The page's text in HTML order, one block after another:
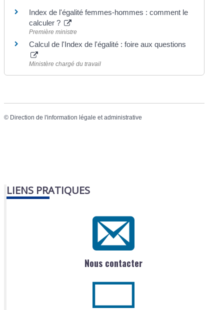
Index de l'égalité femmes-hommes : comment le
calculer ?
Première ministre
Calcul de l'Index de l'égalité : foire aux questions
Ministère chargé du travail
© Direction de l'information légale et administrative
LIENS PRATIQUES
Nous contacter